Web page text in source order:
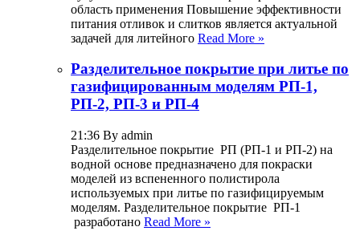
область применения Повышение эффективности
питания отливок и слитков является актуальной
задачей для литейного Read More »
Разделительное покрытие при литье по
газифицированным моделям РП-1,
РП-2, РП-3 и РП-4
21:36 By admin
Разделительное покрытие РП (РП-1 и РП-2) на
водной основе предназначено для покраски
моделей из вспененного полистирола
используемых при литье по газифицируемым
моделям. Разделительное покрытие РП-1
разработано Read More »